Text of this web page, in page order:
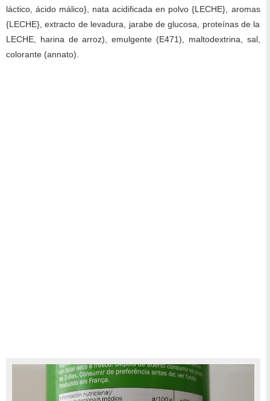
láctico, ácido málico}, nata acidificada en polvo {LECHE}, aromas
{LECHE}, extracto de levadura, jarabe de glucosa, proteínas de la
LECHE, harina de arroz), emulgente (E471), maltodextrina, sal,
colorante (annato).